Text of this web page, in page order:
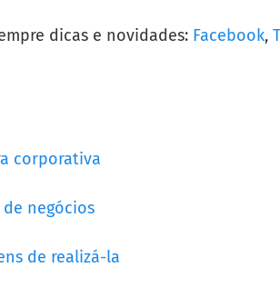
dicas e novidades: Facebook,
corporativa
negócios
de realizá-la